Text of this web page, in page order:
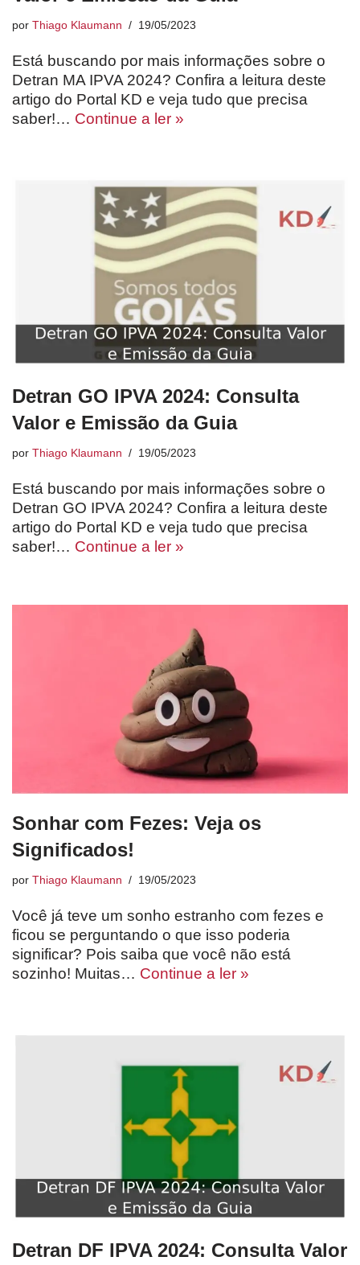
por Thiago Klaumann 19/05/2023
Está buscando por mais informações sobre o
Detran MA IPVA 2024? Confira a leitura deste
artigo do Portal KD e veja tudo que precisa
saber!… Continue a ler »
Detran GO IPVA 2024: Consulta
Valor e Emissão da Guia
por Thiago Klaumann 19/05/2023
Está buscando por mais informações sobre o
Detran GO IPVA 2024? Confira a leitura deste
artigo do Portal KD e veja tudo que precisa
saber!… Continue a ler »
Sonhar com Fezes: Veja os
Significados!
por Thiago Klaumann 19/05/2023
Você já teve um sonho estranho com fezes e
ficou se perguntando o que isso poderia
significar? Pois saiba que você não está
sozinho! Muitas… Continue a ler »
Detran DF IPVA 2024: Consulta Valor